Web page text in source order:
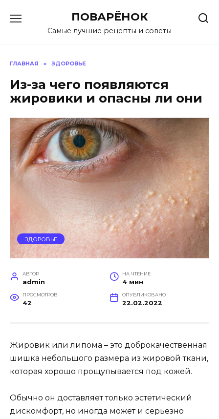
содержанию
ПОВАРЁНОК
Самые лучшие рецепты и советы
ГЛАВНАЯ » ЗДОРОВЬЕ
Из-за чего появляются
жировики и опасны ли они
ЗДОРОВЬЕ
АВТОР
admin
НА ЧТЕНИЕ
4 мин
ПРОСМОТРОВ
42
ОПУБЛИКОВАНО
22.02.2022
Жировик или липома – это доброкачественная
шишка небольшого размера из жировой ткани,
которая хорошо прощупывается под кожей.
Обычно он доставляет только эстетический
дискомфорт, но иногда может и серьезно